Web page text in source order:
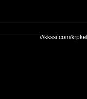
///kkssi.com/